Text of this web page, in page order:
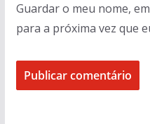
Guardar o meu nome,
para a próxima vez que